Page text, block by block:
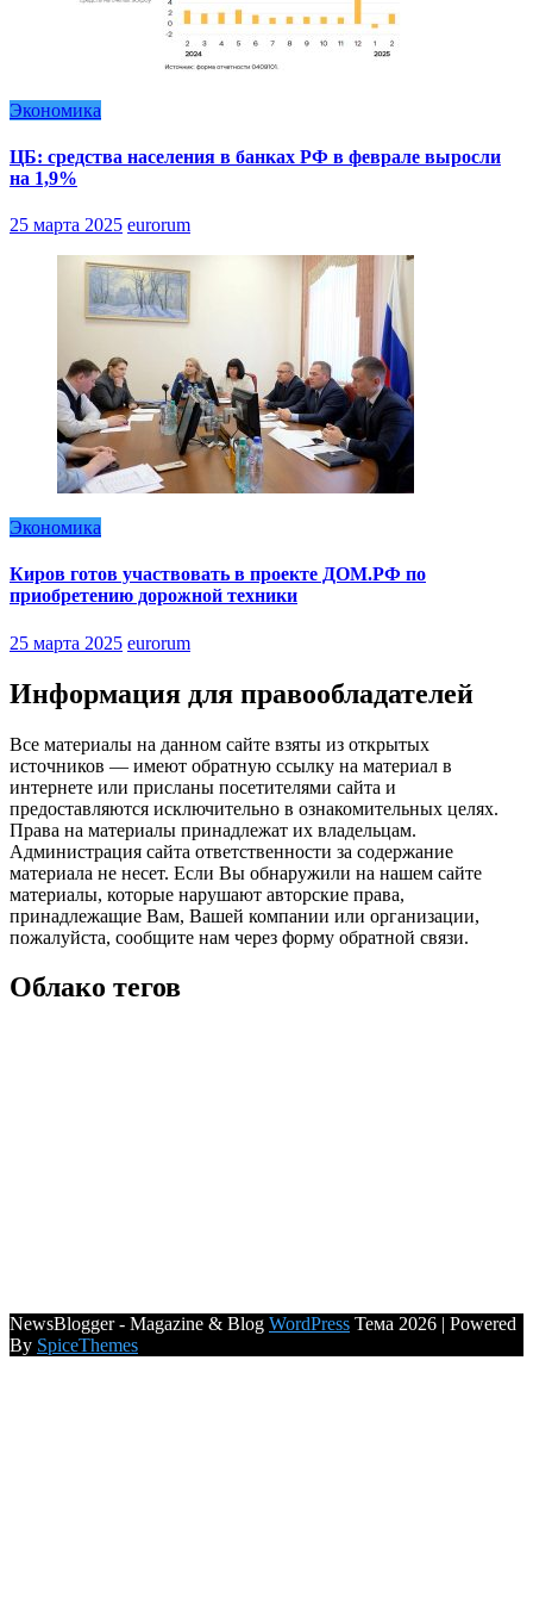
Экономика
ЦБ: средства населения в банках РФ в феврале выросли
на 1,9%
25 марта 2025 eurorum
Экономика
Киров готов участвовать в проекте ДОМ.РФ по
приобретению дорожной техники
25 марта 2025 eurorum
Информация для правообладателей
Все материалы на данном сайте взяты из открытых
источников — имеют обратную ссылку на материал в
интернете или присланы посетителями сайта и
предоставляются исключительно в ознакомительных целях.
Права на материалы принадлежат их владельцам.
Администрация сайта ответственности за содержание
материала не несет. Если Вы обнаружили на нашем сайте
материалы, которые нарушают авторские права,
принадлежащие Вам, Вашей компании или организации,
пожалуйста, сообщите нам через форму обратной связи.
Облако тегов
NewsBlogger - Magazine & Blog WordPress Тема 2026 | Powered
By SpiceThemes